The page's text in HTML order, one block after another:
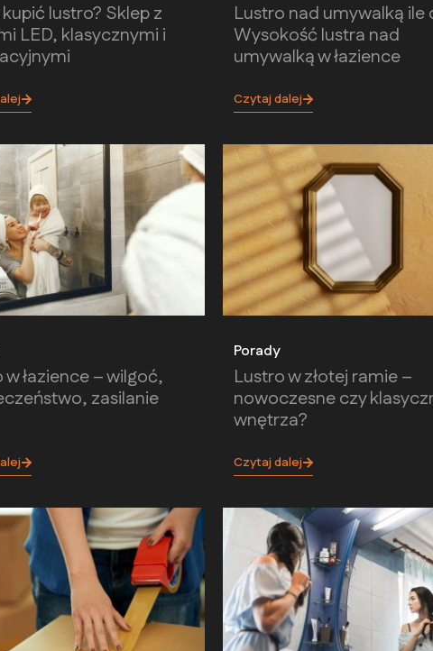
lustro? Sklep z
LED, klasycznymi i
Lustro nad umywalką ile
Wysokość lustra nad
umywalką w łazience
Czytaj dalej
w łazience – wilgoć,
zasilanie
Porady
Lustro w złotej ramie –
nowoczesne czy
wnętrza?
Czytaj dalej